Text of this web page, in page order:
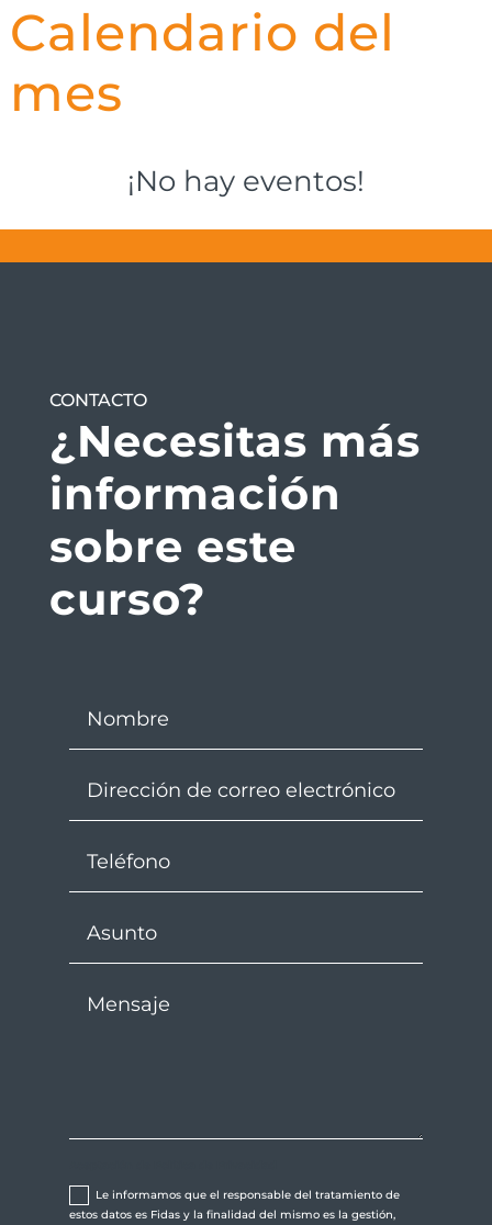
Calendario del
mes
¡No hay eventos!
CONTACTO
¿Necesitas más
información
sobre este
curso?
Le informamos que el responsable del tratamiento de
estos datos es Fidas y la finalidad del mismo es la gestión,